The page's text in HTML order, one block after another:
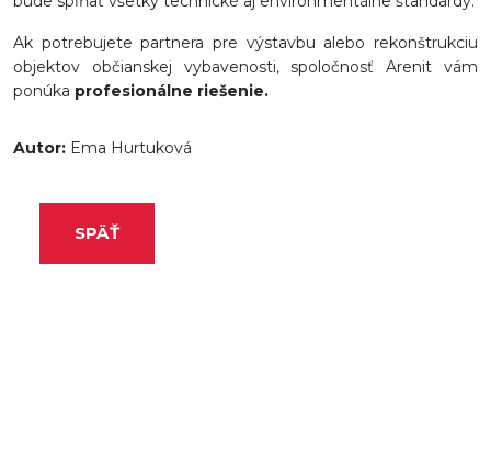
Ak potrebujete partnera pre výstavbu alebo rekonštrukciu
objektov občianskej vybavenosti, spoločnosť Arenit vám
ponúka profesionálne riešenie.
Autor: Ema Hurtuková
SPÄŤ